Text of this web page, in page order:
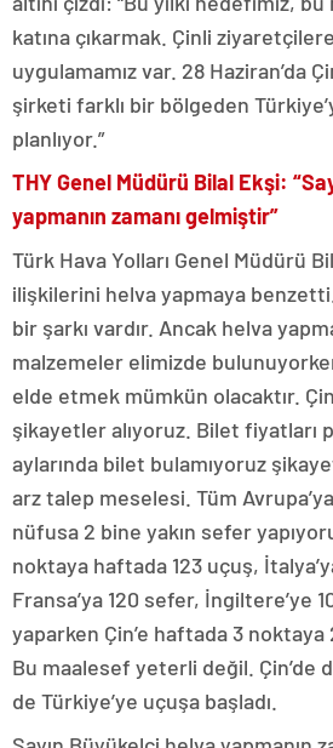
katına çıkarmak. Çinli
uygulamamız var. 28 Haziran’da
şirketi farklı bir bölgeden
planlıyor.”
THY Genel Müdürü Bilal Ekşi:
yapmanın zamanı gelmiştir”
Türk Hava Yolları Genel Müdürü
ilişkilerini helva yapmaya
bir şarkı vardır. Ancak helva
malzemeler elimizde
elde etmek mümkün olacaktır.
şikayetler alıyoruz. Bilet fiyatları
aylarında bilet bulamıyoruz
arz talep meselesi. Tüm
nüfusa 2 bine yakın sefer
noktaya haftada 123 uçuş,
Fransa’ya 120 sefer, İngiltere’ye
yaparken Çin’e haftada 3 noktaya
Bu maalesef yeterli değil. Çin’de
de Türkiye’ye uçuşa başladı.